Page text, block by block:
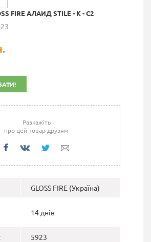
FIRE АЛАИД STILE - K - C2
Разкажіть
про цей товар друзям
GLOSS FIRE (Україна)
14 днів
5923